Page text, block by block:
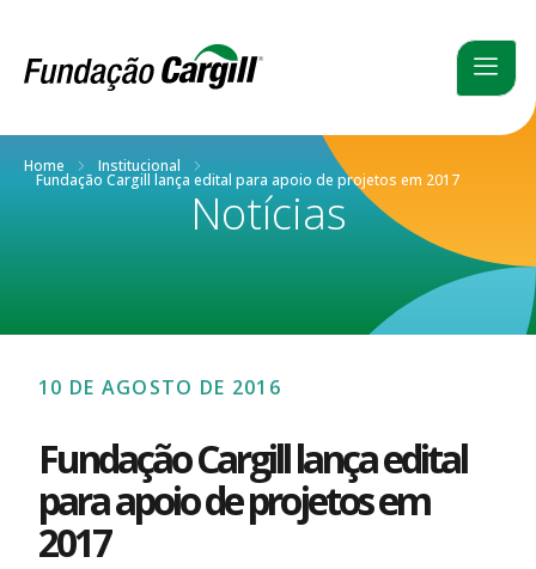
Home Institucional
Fundação Cargill lança edital para apoio de projetos em 2017
Notícias
10 DE AGOSTO DE 2016
Fundação Cargill lança edital
para apoio de projetos em
2017